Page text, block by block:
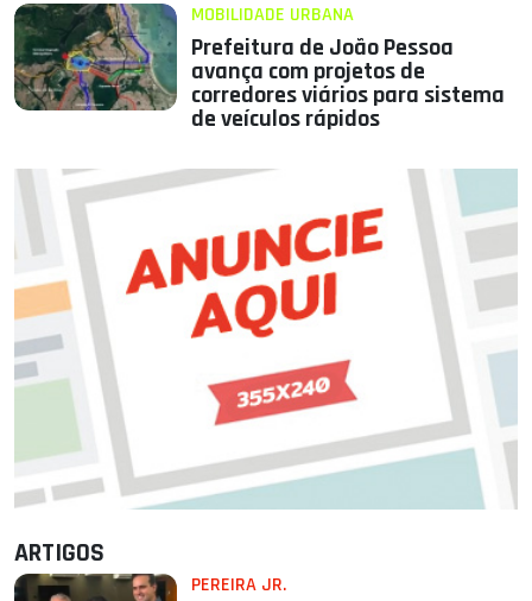
MOBILIDADE URBANA
Prefeitura de João Pessoa
avança com projetos de
corredores viários para sistema
de veículos rápidos
ARTIGOS
PEREIRA JR.